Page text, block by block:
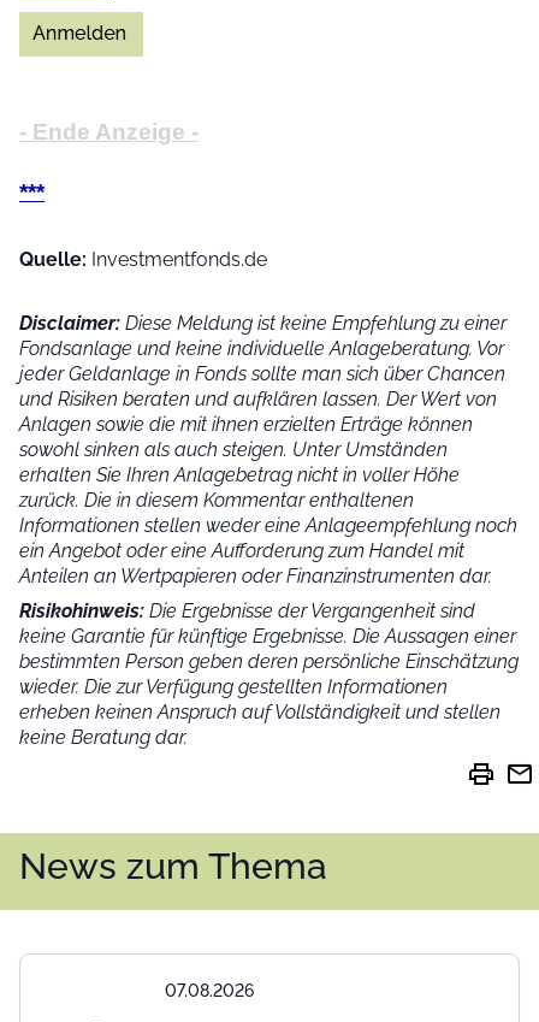
- Ende Anzeige -
***
Quelle: Investmentfonds.de
Disclaimer: Diese Meldung ist keine Empfehlung zu einer
Fondsanlage und keine individuelle Anlageberatung. Vor
jeder Geldanlage in Fonds sollte man sich über Chancen
und Risiken beraten und aufklären lassen. Der Wert von
Anlagen sowie die mit ihnen erzielten Erträge können
sowohl sinken als auch steigen. Unter Umständen
erhalten Sie Ihren Anlagebetrag nicht in voller Höhe
zurück. Die in diesem Kommentar enthaltenen
Informationen stellen weder eine Anlageempfehlung noch
ein Angebot oder eine Aufforderung zum Handel mit
Anteilen an Wertpapieren oder Finanzinstrumenten dar.
Risikohinweis: Die Ergebnisse der Vergangenheit sind
keine Garantie für künftige Ergebnisse. Die Aussagen einer
bestimmten Person geben deren persönliche Einschätzung
wieder. Die zur Verfügung gestellten Informationen
erheben keinen Anspruch auf Vollständigkeit und stellen
keine Beratung dar.
print mail
News zum Thema
07.08.2026